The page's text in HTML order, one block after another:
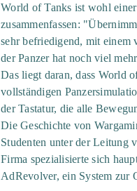
World of Tanks ist wohl
zusammenfassen:
sehr befriedigend, mit einem
der Panzer hat noch viel
Das liegt daran, dass World
vollständigen
der Tastatur, die alle
Die Geschichte von
Studenten unter der Leitung
Firma spezialisierte sich
AdRevolver, ein System zur